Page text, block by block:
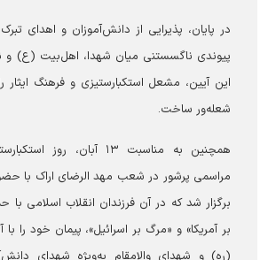
در پایان، پذیرایی از دانش‌آموزان و اهدای
پیوندی ناگسستنی میان شهدا، اهل‌بیت (ع) و
این آیین، مشعل استکبارستیزی و فرهنگ ایثار
شعله‌ور ساخت.
همچنین به مناسبت ۱۳ آبان،
مراسمی پرشور در شعب مهد الرضای اراک با
برگزار شد که در آن فرزندان انقلاب اسلامی
بر آمریکا» و «مرگ بر اسرائیل»، پیمان خود را